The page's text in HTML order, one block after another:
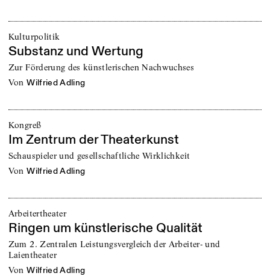
Kulturpolitik
Substanz und Wertung
Zur Förderung des künstlerischen Nachwuchses
von Wilfried Adling
Kongreß
Im Zentrum der Theaterkunst
Schauspieler und gesellschaftliche Wirklichkeit
von Wilfried Adling
Arbeitertheater
Ringen um künstlerische Qualität
Zum 2. Zentralen Leistungsvergleich der Arbeiter- und
Laientheater
von Wilfried Adling